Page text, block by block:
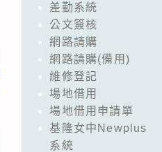
差勤系統
公文簽核
網路請購
網路請購(備用)
維修登記
場地借用
場地借用申請單
基隆女中Newplus
系統